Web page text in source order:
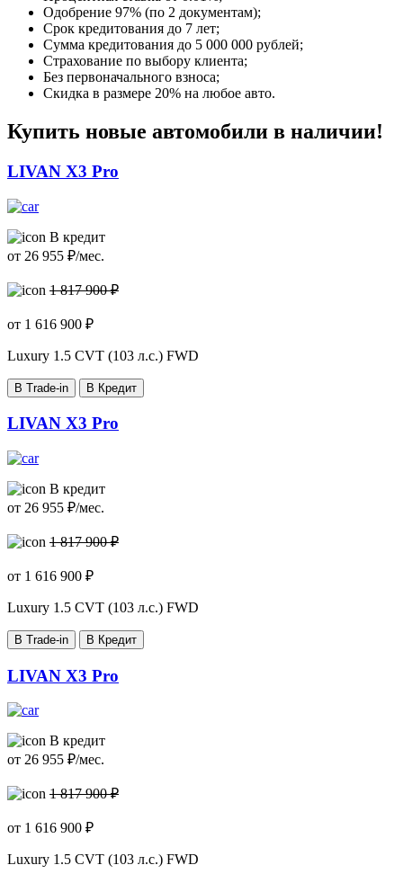
Одобрение 97% (по 2 документам);
Срок кредитования до 7 лет;
Сумма кредитования до 5 000 000 рублей;
Страхование по выбору клиента;
Без первоначального взноса;
Скидка в размере 20% на любое авто.
Купить новые автомобили в наличии!
LIVAN X3 Pro
В кредит
от 26 955 ₽/мес.
1 817 900 ₽
от 1 616 900 ₽
Luxury 1.5 CVT (103 л.с.) FWD
В Trade-in В Кредит
LIVAN X3 Pro
В кредит
от 26 955 ₽/мес.
1 817 900 ₽
от 1 616 900 ₽
Luxury 1.5 CVT (103 л.с.) FWD
В Trade-in В Кредит
LIVAN X3 Pro
В кредит
от 26 955 ₽/мес.
1 817 900 ₽
от 1 616 900 ₽
Luxury 1.5 CVT (103 л.с.) FWD